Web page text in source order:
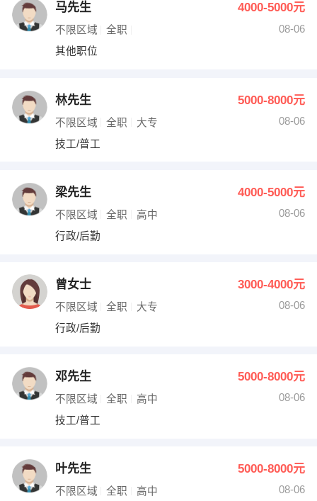
马先生 4000-5000元
不限区域 全职
08-06
其他职位
林先生 5000-8000元
不限区域 全职 大专
08-06
技工/普工
梁先生 4000-5000元
不限区域 全职 高中
08-06
行政/后勤
曾女士 3000-4000元
不限区域 全职 大专
08-06
行政/后勤
邓先生 5000-8000元
不限区域 全职 高中
08-06
技工/普工
叶先生 5000-8000元
不限区域 全职 高中
08-06